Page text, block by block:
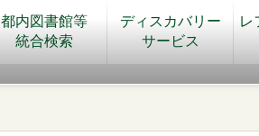
都内図書館等
統合検索
ディスカバリー
サービス
レ